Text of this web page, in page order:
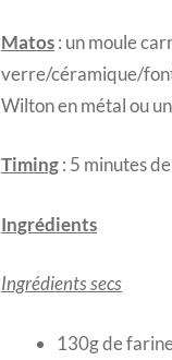
Matos: un moule
verre/céramique/
Wilton en métal ou
Timing: 5 minutes
Ingrédients
Ingrédients secs
130g de